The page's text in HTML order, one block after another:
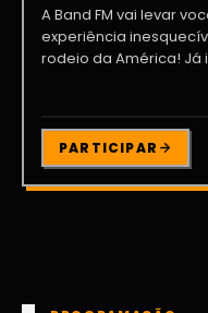
A Band FM vai levar
experiência
PARTICIPAR